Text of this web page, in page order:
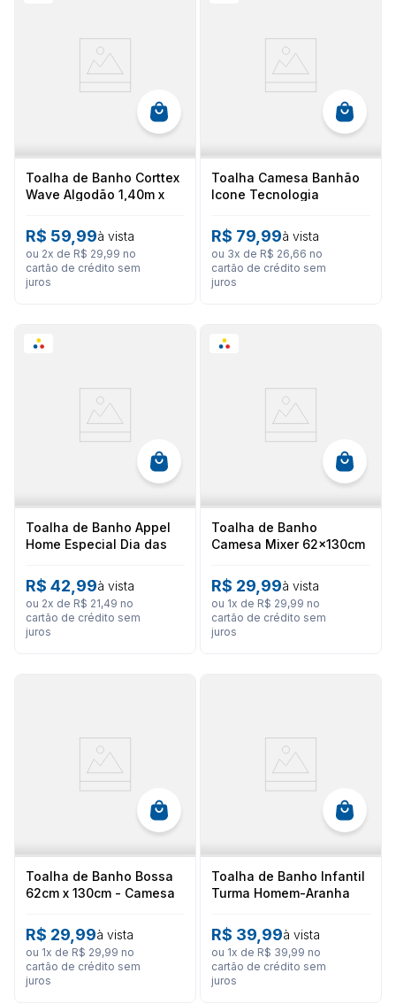
Toalha de Banho Corttex
Wave Algodão 1,40m x
R$ 59 99à vista
ou 2x de R$ 29,99 no
cartão de crédito sem
juros
Toalha Camesa Banhão
Icone Tecnologia
R$ 79 99à vista
ou 3x de R$ 26,66 no
cartão de crédito sem
juros
Toalha de Banho Appel
Home Especial Dia das
R$ 42 99à vista
ou 2x de R$ 21,49 no
cartão de crédito sem
juros
Toalha de Banho
Camesa Mixer 62x130cm
R$ 29 99à vista
ou 1x de R$ 29,99 no
cartão de crédito sem
juros
Toalha de Banho Bossa
62cm x 130cm - Camesa
R$ 29,99à vista
ou 1x de R$ 29,99 no
cartão de crédito sem
juros
Toalha de Banho Infantil
Turma Homem-Aranha
R$ 39,99à vista
ou 1x de R$ 39,99 no
cartão de crédito sem
juros